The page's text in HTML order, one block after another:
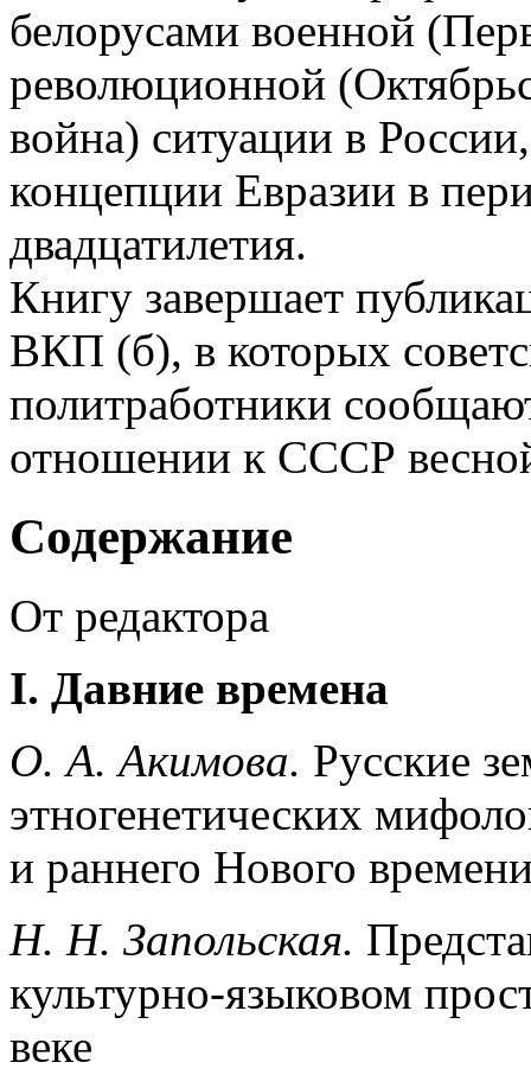
белорусами военной
революционной
война) ситуации в
концепции Евразии в
двадцатилетия.
Книгу завершает
ВКП (б), в кото­рых
политработники
отношении к СССР
Содержание
От редактора
I. Давние времена
О. А. Акимова. Русские
этногенетических
и раннего Нового
Н. Н. Запольская.
культурно-языковом
веке